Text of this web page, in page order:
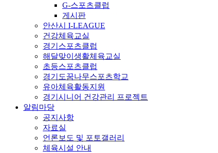
G-스포츠클럽
게시판
안산시 I-LEAGUE
건강체육교실
경기스포츠클럽
해달맞이생활체육교실
초등스포츠클럽
경기도꿈나무스포츠학교
유아체육활동지원
경기시니어 건강관리 프로젝트
알림마당
공지사항
자료실
언론보도 및 포토갤러리
체육시설 안내